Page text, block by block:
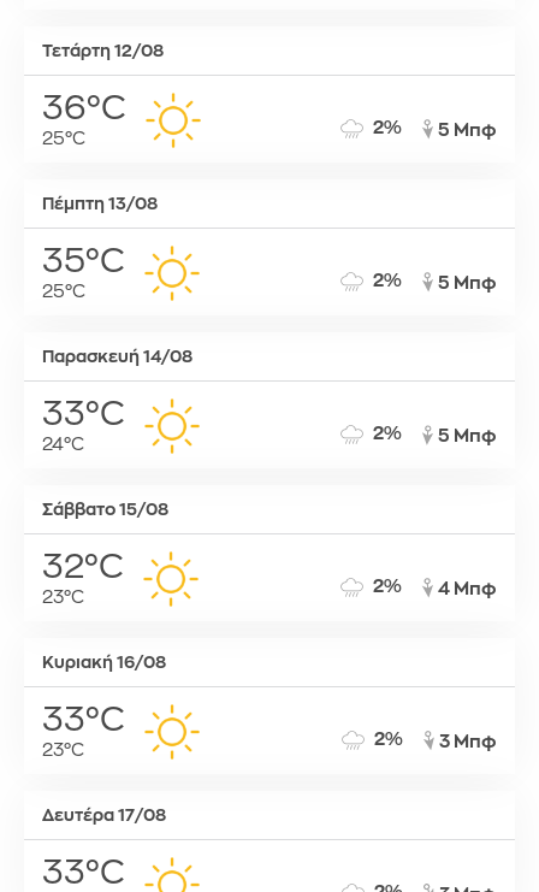
Τετάρτη 12/08
36°C
25°C
2% 5 Μπφ
Πέμπτη 13/08
35°C
25°C
2% 5 Μπφ
Παρασκευή 14/08
33°C
24°C
2% 5 Μπφ
Σάββατο 15/08
32°C
23°C
2% 4 Μπφ
Κυριακή 16/08
33°C
23°C
2% 3 Μπφ
Δευτέρα 17/08
33°C